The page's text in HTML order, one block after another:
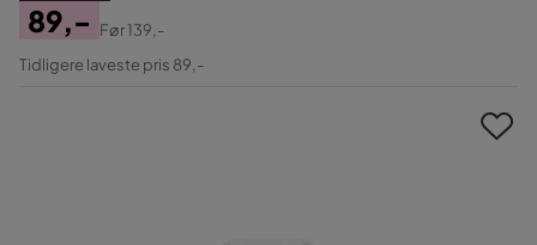
Pris
89,-
Original
Før139,-
Tidligere laveste pris 89,-